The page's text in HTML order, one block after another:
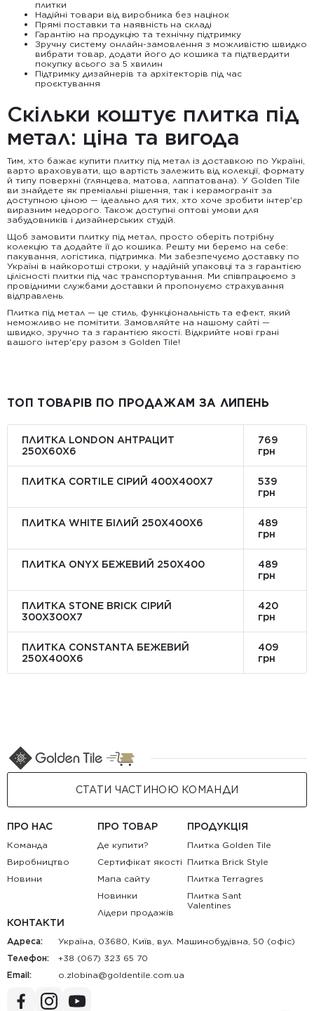
плитки
Надійні товари від виробника без націнок
Прямі поставки та наявність на складі
Гарантію на продукцію та технічну підтримку
Зручну систему онлайн-замовлення з можливістю швидко
вибрати товар, додати його до кошика та підтвердити
покупку всього за 5 хвилин
Підтримку дизайнерів та архітекторів під час
проєктування
Скільки коштує плитка під
метал: ціна та вигода
Тим, хто бажає купити плитку під метал із доставкою по Україні,
варто враховувати, що вартість залежить від колекції, формату
й типу поверхні (глянцева, матова, лаппатована). У Golden Tile
ви знайдете як преміальні рішення, так і керамограніт за
доступною ціною — ідеально для тих, хто хоче зробити інтер'єр
виразним недорого. Також доступні оптові умови для
забудовників і дизайнерських студій.
Щоб замовити плитку під метал, просто оберіть потрібну
колекцію та додайте її до кошика. Решту ми беремо на себе:
пакування, логістика, підтримка. Ми забезпечуємо доставку по
Україні в найкоротші строки, у надійній упаковці та з гарантією
цілісності плитки під час транспортування. Ми співпрацюємо з
провідними службами доставки й пропонуємо страхування
відправлень.
Плитка під метал — це стиль, функціональність та ефект, який
неможливо не помітити. Замовляйте на нашому сайті —
швидко, зручно та з гарантією якості. Відкрийте нові грані
вашого інтер'єру разом з Golden Tile!
ТОП ТОВАРІВ ПО ПРОДАЖАМ ЗА ЛИПЕНЬ
ПЛИТКА LONDON АНТРАЦИТ
250Х60Х6
769
грн
ПЛИТКА CORTILE СІРИЙ 400X400X7
539
грн
ПЛИТКА WHITE БІЛИЙ 250Х400Х6
489
грн
ПЛИТКА ONYX БЕЖЕВИЙ 250X400
489
грн
ПЛИТКА STONE BRICK СІРИЙ
300Х300X7
420
грн
ПЛИТКА CONSTANTA БЕЖЕВИЙ
250Х400X6
409
грн
СТАТИ ЧАСТИНОЮ КОМАНДИ
ПРО НАС
Команда
Виробництво
Новини
ПРО ТОВАР
Де купити?
Сертифікат якості
Мапа сайту
Новинки
Лідери продажів
ПРОДУКЦІЯ
Плитка Golden Tile
Плитка Brick Style
Плитка Terragres
Плитка Sant
Valentines
КОНТАКТИ
Адреса:
Україна, 03680, Київ, вул. Машинобудівна, 50 (офіс)
Телефон:
+38 (067) 323 65 70
Email:
au.moc.elitnedlog@anibolz.o